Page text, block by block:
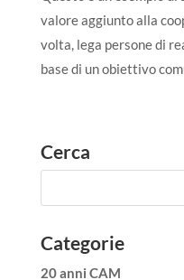
valore aggiunto alla
volta, lega persone di
base di un obiettivo
Cerca
Categorie
20 anni CAM